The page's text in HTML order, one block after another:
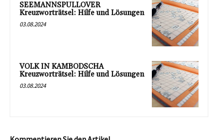
SEEMANNSPULLOVER
Kreuzworträtsel: Hilfe und Lösungen
03.08.2024
VOLK IN KAMBODSCHA
Kreuzworträtsel: Hilfe und Lösungen
03.08.2024